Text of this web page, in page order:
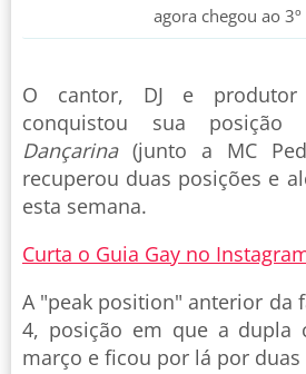
agora chegou ao
O cantor, DJ e produtor
conquistou sua
Dançarina(junto a MC
recuperou duas posições e
esta semana.
Curta o Guia Gay no
A "peak position" anterior da
4, posição em que a dupla
março e ficou por lá por duas